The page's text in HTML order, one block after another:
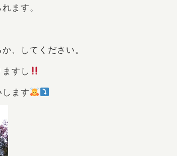
ます。
、してください。
すし
ます